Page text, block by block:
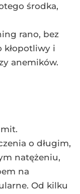
środka,
rano, bez
kłopotliwy i
anemików.
o długim,
natężeniu,
na
Od kilku